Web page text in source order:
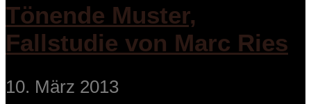
Tönende Muster,
Fallstudie von Marc Ries
10. März 2013